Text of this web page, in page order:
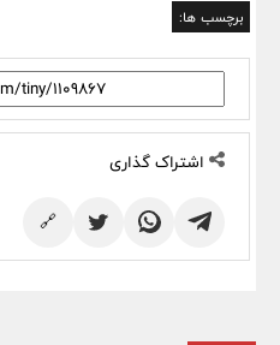
برچسب ها:
اشتراک گذاری
🔗